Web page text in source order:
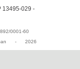
13495-029 -
0001-60
- 2026